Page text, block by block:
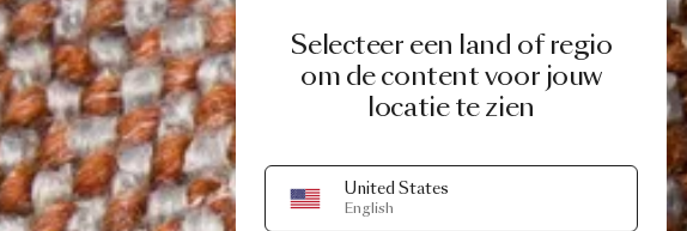
Selecteer een land of regio
om de content voor jouw
locatie te zien
United States
English